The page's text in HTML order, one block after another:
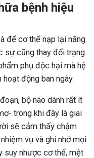
bệnh hiệu
để cơ thể nạp lại năng
sự cũng thay đổi trạng
phụ độc hại mà hệ
động ban ngày.
bộ não dành rất ít
trong khi đây là giai
sẽ cảm thấy chậm
vụ và ghi nhớ mọi
suy nhược cơ thể, mệt